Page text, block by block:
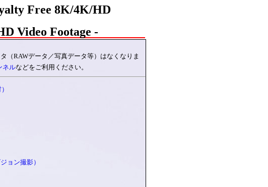
Free 8K/4K/HD
Video Footage -
（RAWデータ／写真データ等）はなくなりま
ネルなどをご利用ください。
ョン撮影）